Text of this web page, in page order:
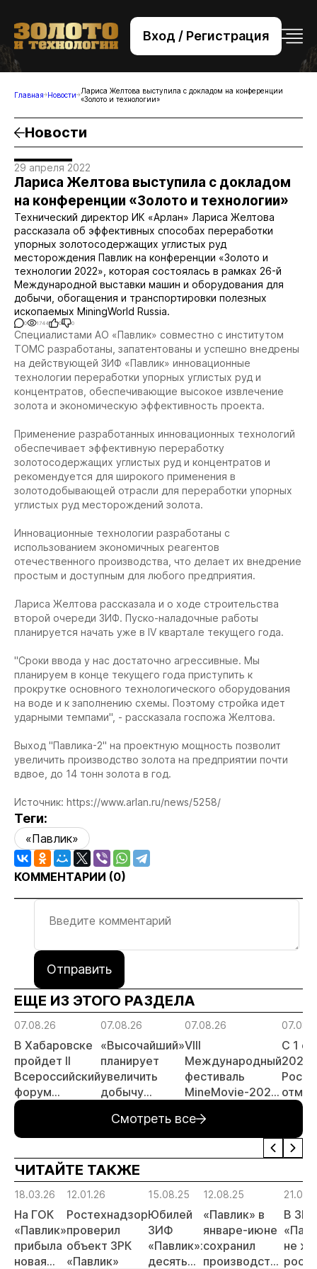
Вход / Регистрация
+7 (495) 221-76-32
bsv@zolteh.ru
Главная Новости Лариса Желтова выступила с докладом на конференции
«Золото и технологии»
Новости
29 апреля 2022
Лариса Желтова выступила с докладом
на конференции «Золото и технологии»
Технический директор ИК «Арлан» Лариса Желтова
рассказала об эффективных способах переработки
упорных золотосодержащих углистых руд
месторождения Павлик на конференции «Золото и
технологии 2022», которая состоялась в рамках 26-й
Международной выставки машин и оборудования для
добычи, обогащения и транспортировки полезных
ископаемых MiningWorld Russia.
0 1744 0 0
Специалистами АО «Павлик» совместно с институтом
ТОМС разработаны, запатентованы и успешно внедрены
на действующей ЗИФ «Павлик» инновационные
технологии переработки упорных углистых руд и
концентратов, обеспечивающие высокое извлечение
золота и экономическую эффективность проекта.
Применение разработанных инновационных технологий
обеспечивает эффективную переработку
золотосодержащих углистых руд и концентратов и
рекомендуется для широкого применения в
золотодобывающей отрасли для переработки упорных
углистых руд месторождений золота.
Инновационные технологии разработаны с
использованием экономичных реагентов
отечественного производства, что делает их внедрение
простым и доступным для любого предприятия.
Лариса Желтова рассказала и о ходе строительства
второй очереди ЗИФ. Пуско-наладочные работы
планируется начать уже в IV квартале текущего года.
"Сроки ввода у нас достаточно агрессивные. Мы
планируем в конце текущего года приступить к
прокрутке основного технологического оборудования
на воде и к заполнению схемы. Поэтому стройка идет
ударными темпами", - рассказала госпожа Желтова.
Выход "Павлика-2" на проектную мощность позволит
увеличить производство золота на предприятии почти
вдвое, до 14 тонн золота в год.
Источник: https://www.arlan.ru/news/5258/
Теги:
«Павлик»
КОММЕНТАРИИ (0)
Отправить
ЕЩЕ ИЗ ЭТОГО РАЗДЕЛА
07.08.26
В Хабаровске
пройдет II
Всероссийский
форум
«Россыпное
России»
07.08.26
«Высочайший»
планирует
увеличить
добычу
тонн в 2026
году
07.08.26
VIII
Международный
фестиваль
MineMovie-2026
заявок
С 1
2026
МСБ
Смотреть все
ЧИТАЙТЕ ТАКЖЕ
18.03.26
На ГОК
«Павлик»
прибыла
новая
12.01.26
Ростехнадзор
проверил
объект ЗРК
«Павлик»
15.08.25
Юбилей
ЗИФ
«Павлик»:
десять
12.08.25
«Павлик» в
январе-июне
сохранил
производство
В ЗРК
не
роста